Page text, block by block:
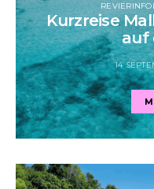
Kurzreise
auf
14